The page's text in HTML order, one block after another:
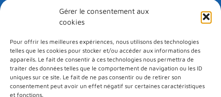
Gérer le consentement aux
cookies
Pour offrir les meilleures expériences, nous utilisons des technologies
telles que les cookies pour stocker et/ou accéder aux informations des
appareils. Le fait de consentir à ces technologies nous permettra de
traiter des données telles que le comportement de navigation ou les ID
uniques sur ce site. Le fait de ne pas consentir ou de retirer son
consentement peut avoir un effet négatif sur certaines caractéristiques
et fonctions.
E-mailLinkedIn
Facebook
Instagram
Une unité de formation et de recherche de